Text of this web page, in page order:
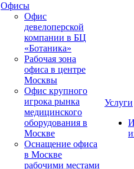
Офисы
Офис
девелоперской
компании в БЦ
«Ботаника»
Рабочая зона
офиса в центре
Москвы
Офис крупного
игрока рынка
медицинского
оборудования в
Москве
Оснащение офиса
в Москве
рабочими местами
Услуги